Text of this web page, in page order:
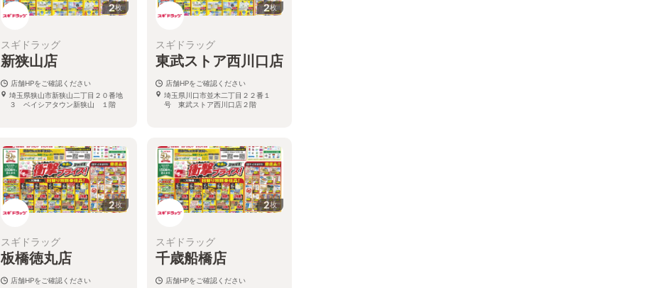
2枚
スギドラッグ
新狭山店
店舗HPをご確認ください
埼玉県狭山市新狭山二丁目２０番地
３ ベイシアタウン新狭山 １階
2枚
スギドラッグ
東武ストア西川口店
店舗HPをご確認ください
埼玉県川口市並木二丁目２２番１
号 東武ストア西川口店２階
2枚
スギドラッグ
板橋徳丸店
店舗HPをご確認ください
2枚
スギドラッグ
千歳船橋店
店舗HPをご確認ください